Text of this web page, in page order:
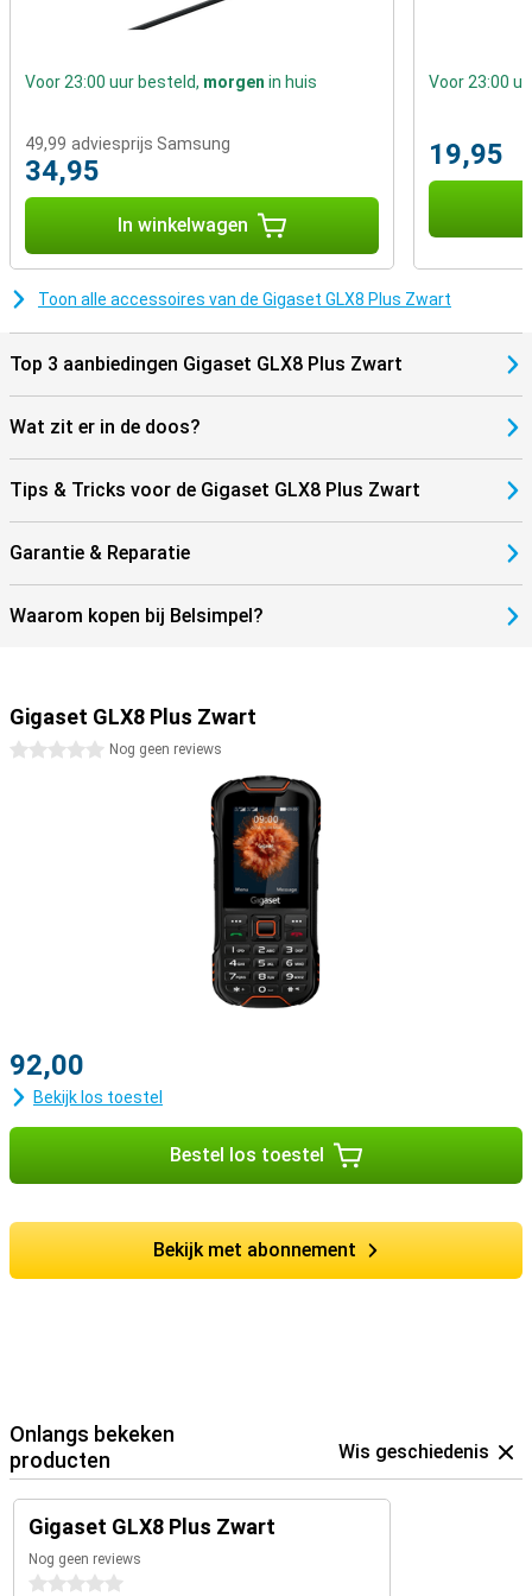
Voor 23:00 uur besteld, morgen in huis
49,99 adviesprijs Samsung
34,95
In winkelwagen
Voor 23:00
19,95
Toon alle accessoires van de Gigaset GLX8 Plus Zwart
Top 3 aanbiedingen Gigaset GLX8 Plus Zwart
Wat zit er in de doos?
Tips & Tricks voor de Gigaset GLX8 Plus Zwart
Garantie & Reparatie
Waarom kopen bij Belsimpel?
Gigaset GLX8 Plus Zwart
0 sterrenNog geen reviews
92,00
Bekijk los toestel
Bestel los toestel
Bekijk met abonnement
Onlangs bekeken
producten
Wis geschiedenis
Gigaset GLX8 Plus Zwart
Nog geen reviews
0 sterren